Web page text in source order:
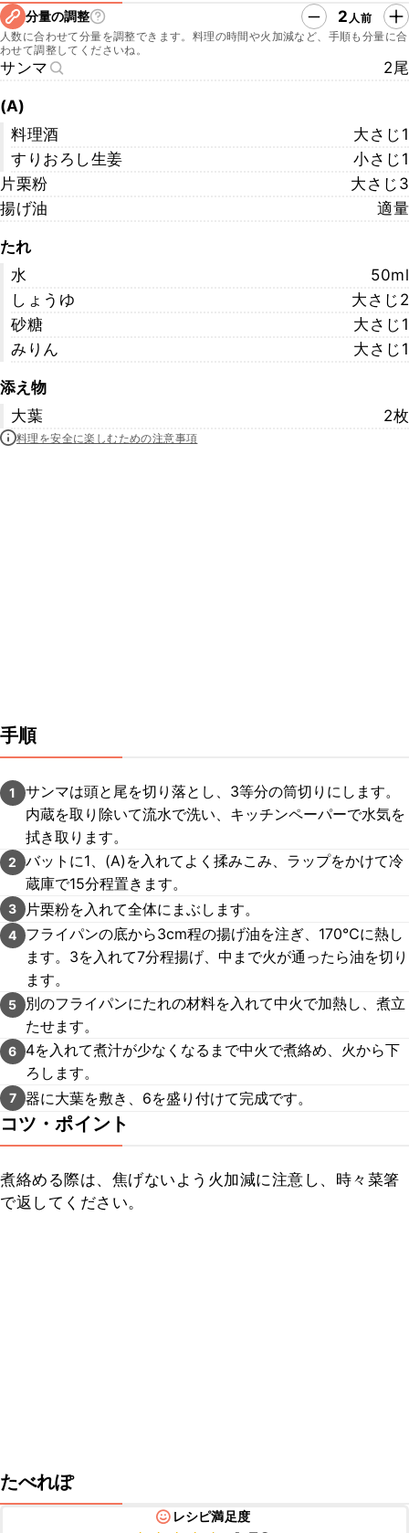
分量の調整 2 人前
人数に合わせて分量を調整できます。料理の時間や火加減など、手順も分量に合
わせて調整してくださいね。
サンマ 2尾
(A)
料理酒
大さじ1
すりおろし生姜
小さじ1
片栗粉
大さじ3
揚げ油
適量
たれ
水
50ml
しょうゆ
大さじ2
砂糖
大さじ1
みりん
大さじ1
添え物
大葉
2枚
料理を安全に楽しむための注意事項
手順
1
サンマは頭と尾を切り落とし、3等分の筒切りにします。
内蔵を取り除いて流水で洗い、キッチンペーパーで水気を
拭き取ります。
2
バットに1、(A)を入れてよく揉みこみ、ラップをかけて冷
蔵庫で15分程置きます。
3 片栗粉を入れて全体にまぶします。
4
フライパンの底から3cm程の揚げ油を注ぎ、170℃に熱し
ます。3を入れて7分程揚げ、中まで火が通ったら油を切り
ます。
5
別のフライパンにたれの材料を入れて中火で加熱し、煮立
たせます。
6
4を入れて煮汁が少なくなるまで中火で煮絡め、火から下
ろします。
7 器に大葉を敷き、6を盛り付けて完成です。
コツ・ポイント
煮絡める際は、焦げないよう火加減に注意し、時々菜箸
で返してください。
たべれぽ
レシピ満足度